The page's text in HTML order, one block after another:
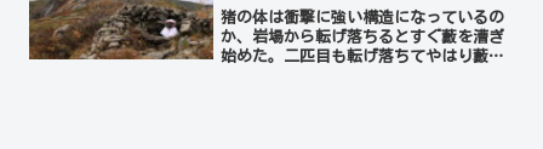
猪の体は衝撃に強い構造になっているの
か、岩場から転げ落ちるとすぐ藪を漕ぎ
始めた。二匹目も転げ落ちてやはり藪を